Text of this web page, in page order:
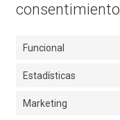
consentimiento
Funcional
Estadísticas
Marketing